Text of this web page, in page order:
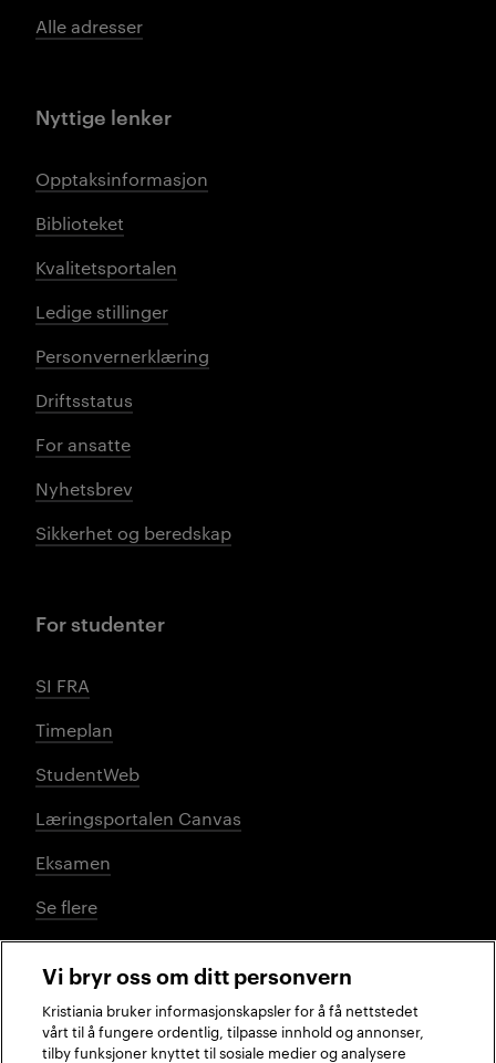
Alle adresser
Nyttige lenker
Opptaksinformasjon
Biblioteket
Kvalitetsportalen
Ledige stillinger
Personvernerklæring
Driftsstatus
For ansatte
Nyhetsbrev
Sikkerhet og beredskap
For studenter
SI FRA
Timeplan
StudentWeb
Læringsportalen Canvas
Eksamen
Se flere
Sosiale medier
Vi bryr oss om ditt personvern
Kristiania bruker informasjonskapsler for å få nettstedet
vårt til å fungere ordentlig, tilpasse innhold og annonser,
tilby funksjoner knyttet til sosiale medier og analysere